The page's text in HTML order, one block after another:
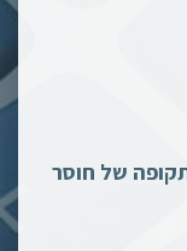
תקופה של חוסר